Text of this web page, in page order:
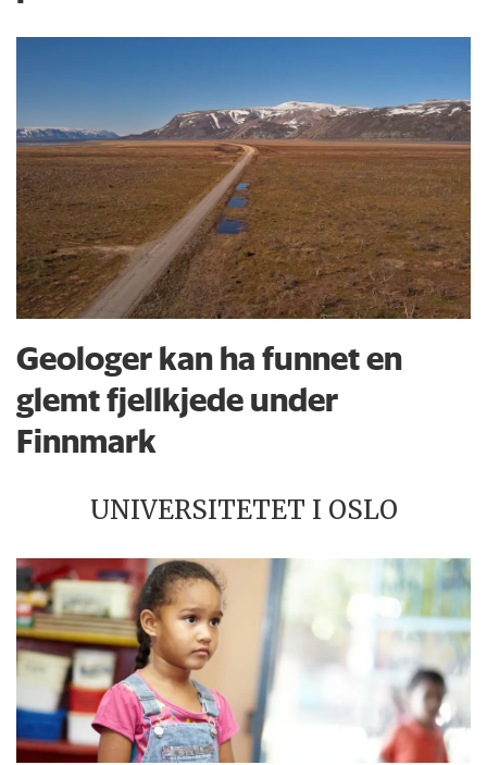
Geologer kan ha funnet en
glemt fjellkjede under
Finnmark
UNIVERSITETET I OSLO